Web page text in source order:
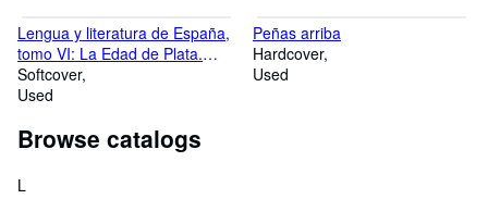
Lengua y literatura de España,
tomo VI: La Edad de Plata.
Teatro y prosa
Softcover
Used
Peñas arriba
Hardcover
Used
Browse catalogs
L